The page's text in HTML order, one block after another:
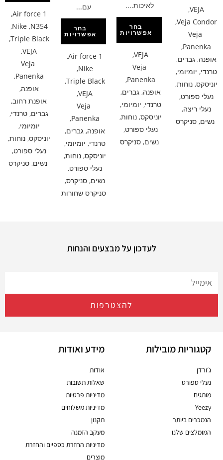
VEJA
,
Veja Condor
,
Veja
Panenka
,
אופנה,גברים,
טרנדי, יומיומי,
יוניסקס,נוחות,
נעלי ספורט,
נעלי ריצה,
נשים, סניקרס
לאיכות....
בחר
אפשרויות
VEJA
,
Veja
Panenka
,
אופנה,גברים,
טרנדי, יומיומי,
יוניסקס,נוחות,
נעלי ספורט,
נשים, סניקרס
עם...
בחר
אפשרויות
Air force 1
,
Nike
,
Triple Black
,
VEJA
,
Veja
Panenka
,
אופנה,גברים,
טרנדי, יומיומי,
יוניסקס,נוחות,
נעלי ספורט,
נשים,סניקרס,
סניקרס שחורות
Air force 1
,
N354
,
Nike
,
Triple Black
,
VEJA
,
Veja
Panenka
,
אופנה,
אופנת רחוב,
גברים, טרנדי,
יומיומי,
יוניסקס,נוחות,
נעלי ספורט,
נשים, סניקרס
לעדכון על מבצעים והנחות
להצטרפות
קטגוריות מובילות
ג׳ורדן
נעלי ספורט
מותגים
Yeezy
הנמכרים ביותר
המומלצים שלנו
מידע ואודות
אודות
שאלות תשובות
מדיניות פרטיות
מדיניות משלוחים
תקנון
מעקב הזמנה
מדיניות החזרת כספיים והחזרת
מוצרים